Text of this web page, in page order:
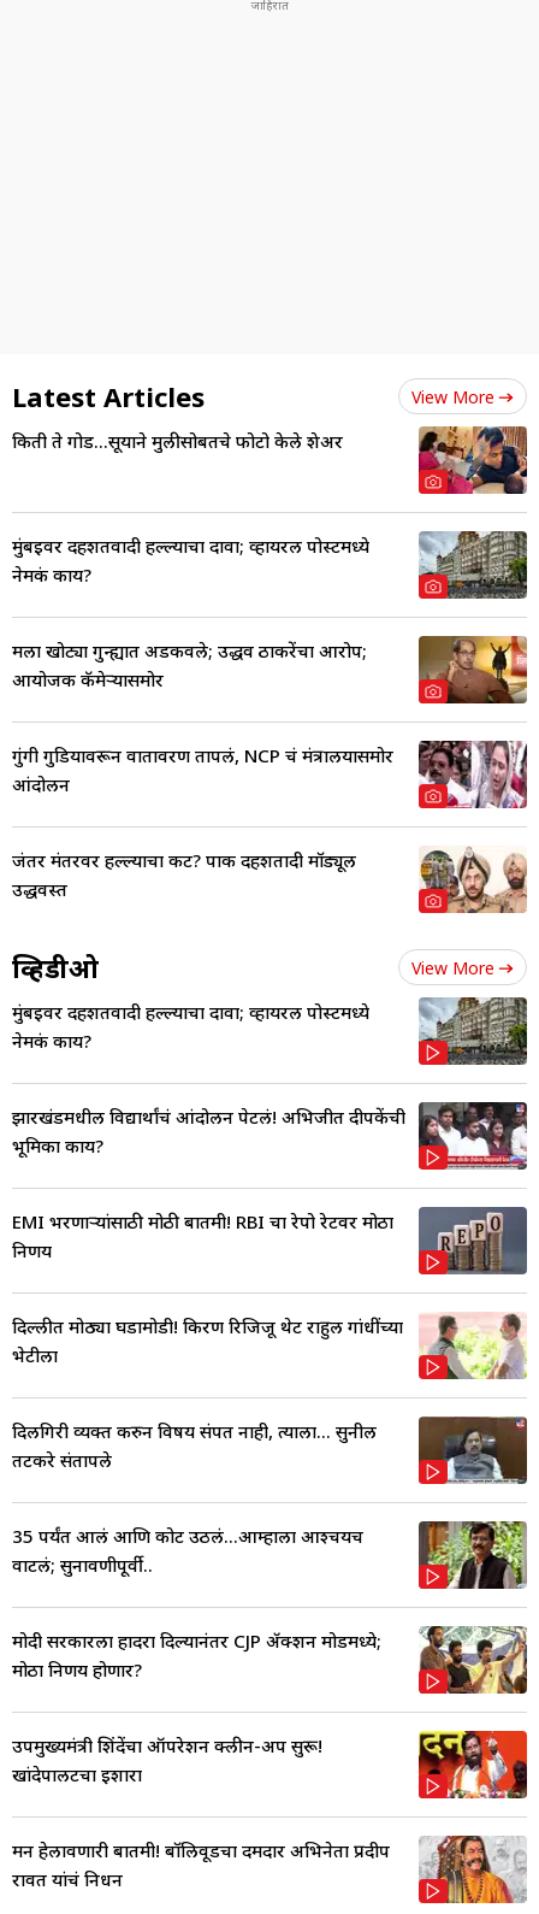
Latest Articles View More
किती ते गोड...सूर्याने मुलीसोबतचे फोटो केले शेअर
मुंबईवर दहशतवादी हल्ल्याचा दावा; व्हायरल पोस्टमध्ये
नेमकं काय?
मला खोट्या गुन्ह्यात अडकवले; उद्धव ठाकरेंचा आरोप;
आयोजक कॅमेऱ्यासमोर
गुंगी गुडियावरून वातावरण तापलं, NCP चं मंत्रालयासमोर
आंदोलन
जंतर मंतरवर हल्ल्याचा कट? पाक दहशतादी मॉड्यूल
उद्धवस्त
व्हिडीओ View More
मुंबईवर दहशतवादी हल्ल्याचा दावा; व्हायरल पोस्टमध्ये
नेमकं काय?
झारखंडमधील विद्यार्थांचं आंदोलन पेटलं! अभिजीत दीपकेंची
भूमिका काय?
EMI भरणाऱ्यांसाठी मोठी बातमी! RBI चा रेपो रेटवर मोठा
निर्णय
दिल्लीत मोठ्या घडामोडी! किरण रिजिजू थेट राहुल गांधींच्या
भेटीला
दिलगिरी व्यक्त करुन विषय संपत नाही, त्याला... सुनील
तटकरे संतापले
35 पर्यंत आलं आणि कोर्ट उठलं...आम्हाला आश्चर्यच
वाटलं; सुनावणीपूर्वी..
मोदी सरकारला हादरा दिल्यानंतर CJP ॲक्शन मोडमध्ये;
मोठा निर्णय होणार?
उपमुख्यमंत्री शिंदेंचा ऑपरेशन क्लीन-अप सुरू!
खांदेपालटचा इशारा
मन हेलावणारी बातमी! बॉलिवूडचा दमदार अभिनेता प्रदीप
रावत यांचं निधन